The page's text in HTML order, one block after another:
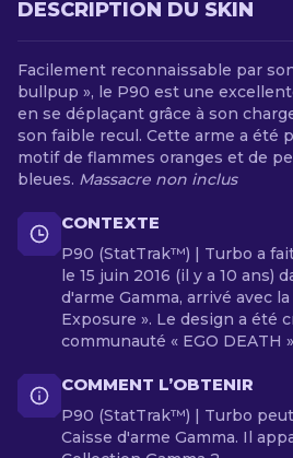
DESCRIPTION DU SKIN
Facilement reconnaissable par
bullpup », le P90 est une
en se déplaçant grâce à son
son faible recul. Cette arme a été
motif de flammes oranges et de
bleues. Massacre non inclus
CONTEXTE
P90 (StatTrak™) | Turbo a
le 15 juin 2016 (il y a 10 ans)
d'arme Gamma, arrivé avec
Exposure ». Le design a été
communauté « EGO DEATH
COMMENT L’OBTENIR
P90 (StatTrak™) | Turbo
Caisse d'arme Gamma. Il